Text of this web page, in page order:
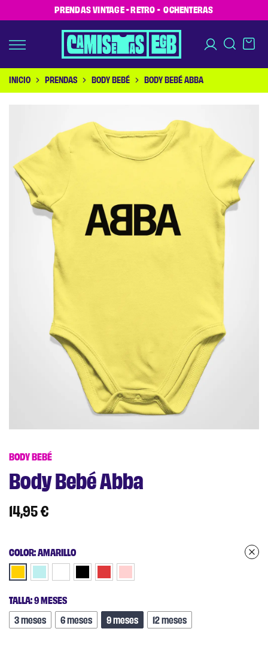
PRENDAS VINTAGE - RETRO - OCHENTERAS
INICIO PRENDAS BODY BEBÉ BODY BEBÉ ABBA
BODY BEBÉ
Body Bebé Abba
14,95 €
COLOR: AMARILLO
TALLA: 9 MESES
3 meses 6 meses 9 meses 12 meses